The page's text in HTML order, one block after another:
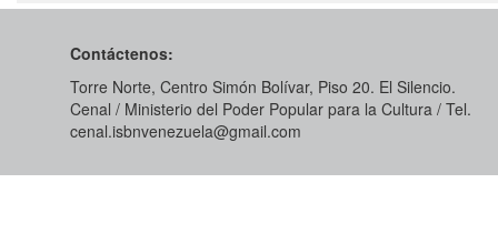
Contáctenos:
Torre Norte, Centro Simón Bolívar, Piso 20. El Silencio.
Cenal / Ministerio del Poder Popular para la Cultura / Tel.
cenal.isbnvenezuela@gmail.com